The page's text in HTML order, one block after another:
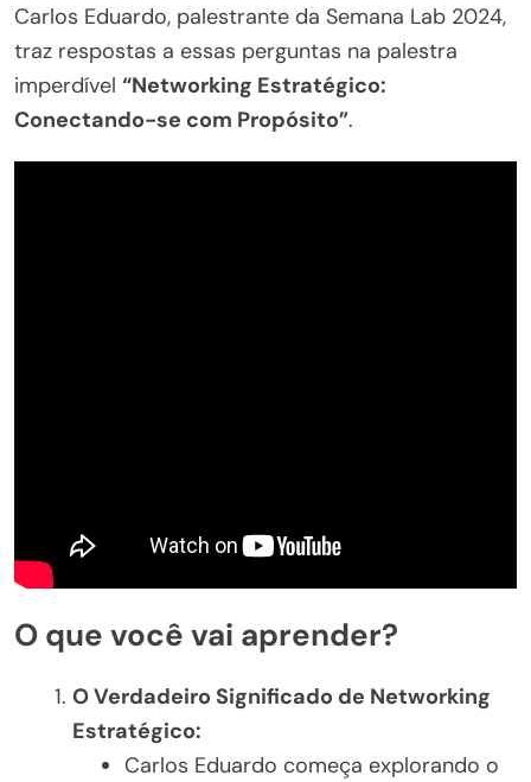
Carlos Eduardo, palestrante da Semana Lab 2024,
traz respostas a essas perguntas na palestra
imperdível “Networking Estratégico:
Conectando-se com Propósito”.
O que você vai aprender?
O Verdadeiro Significado de Networking
Estratégico:
Carlos Eduardo começa explorando o